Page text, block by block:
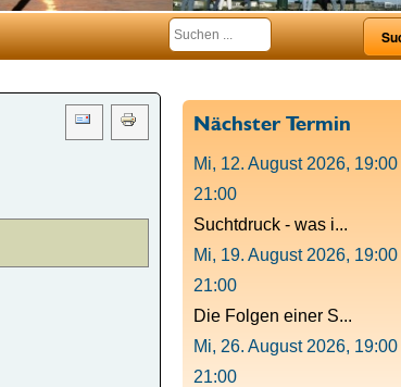
Nächster Termin
Mi, 12. August 2026, 19:00
21:00
Suchtdruck - was i...
Mi, 19. August 2026, 19:00
21:00
Die Folgen einer S...
Mi, 26. August 2026, 19:00
21:00